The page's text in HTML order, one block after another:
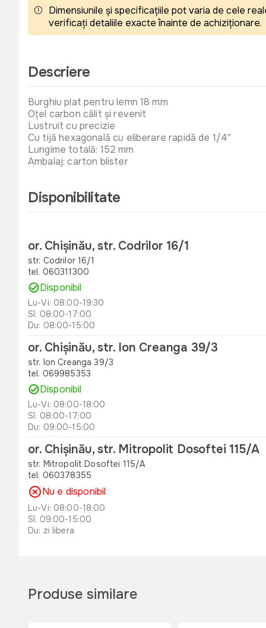
Dimensiunile și specificațiile pot varia de cele
verificați detaliile exacte înainte de achiziționare.
Descriere
Burghiu plat pentru lemn 18 mm
Oțel carbon călit și revenit
Lustruit cu precizie
Cu tijă hexagonală cu eliberare rapidă de 1/4″
Lungime totală: 152 mm
Ambalaj: carton blister
Disponibilitate
or. Chișinău, str. Codrilor 16/1
str. Codrilor 16/1
tel. 060311300
Disponibil
Lu-Vi: 08:00-19:30
Sî: 08:00-17:00
Du: 08:00-15:00
or. Chișinău, str. Ion Creanga 39/3
str. Ion Creanga 39/3
tel. 069985353
Disponibil
Lu-Vi: 08:00-18:00
Sî: 08:00-17:00
Du: 09:00-15:00
or. Chișinău, str. Mitropolit Dosoftei 115/A
str. Mitropolit Dosoftei 115/A
tel. 060378355
Nu e disponibil
Lu-Vi: 08:00-18:00
Sî: 09:00-15:00
Du: zi libera
Disponibil
Produse similare